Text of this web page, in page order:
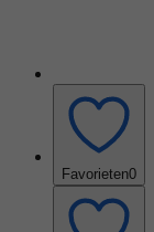
Favorieten0